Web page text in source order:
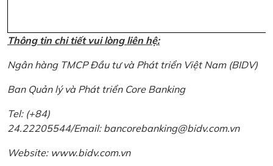
Thông tin chi tiết vui lòng liên hệ:
Ngân hàng TMCP Đầu tư và Phát triển Việt Nam (BIDV)
Ban Quản lý và Phát triển Core Banking
Tel: (+84)
24.22205544/Email: bancorebanking@bidv.com.vn
Website: www.bidv.com.vn